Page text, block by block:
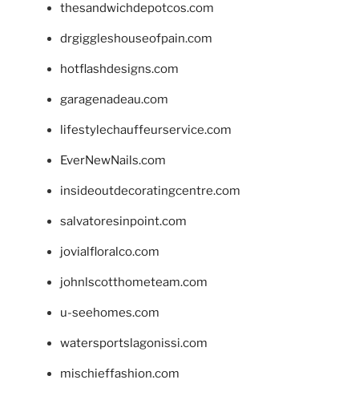
thesandwichdepotcos.com
drgiggleshouseofpain.com
hotflashdesigns.com
garagenadeau.com
lifestylechauffeurservice.com
EverNewNails.com
insideoutdecoratingcentre.com
salvatoresinpoint.com
jovialfloralco.com
johnlscotthometeam.com
u-seehomes.com
watersportslagonissi.com
mischieffashion.com